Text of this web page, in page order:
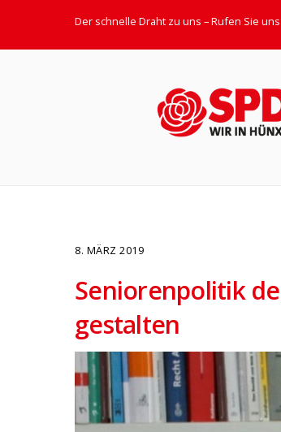
Der schnelle Draht zu uns – Rufen Sie
8. MÄRZ 2019
Seniorenpolitik
gestalten